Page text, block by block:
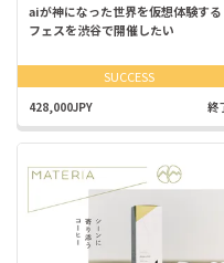
aiが神になった世界を仮想体験する
フェスを渋谷で開催したい
SUCCESS
428,000JPY 終